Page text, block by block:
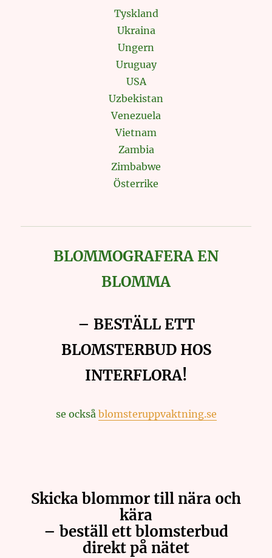
Tyskland
Ukraina
Ungern
Uruguay
USA
Uzbekistan
Venezuela
Vietnam
Zambia
Zimbabwe
Österrike
BLOMMOGRAFERA EN
BLOMMA
– BESTÄLL ETT
BLOMSTERBUD HOS
INTERFLORA!
se också blomsteruppvaktning.se
Skicka blommor till nära och
kära
– beställ ett blomsterbud
direkt på nätet